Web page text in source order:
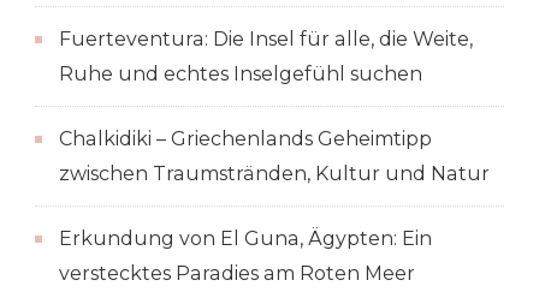
Fuerteventura: Die Insel für alle, die Weite,
Ruhe und echtes Inselgefühl suchen
Chalkidiki – Griechenlands Geheimtipp
zwischen Traumstränden, Kultur und Natur
Erkundung von El Guna, Ägypten: Ein
verstecktes Paradies am Roten Meer